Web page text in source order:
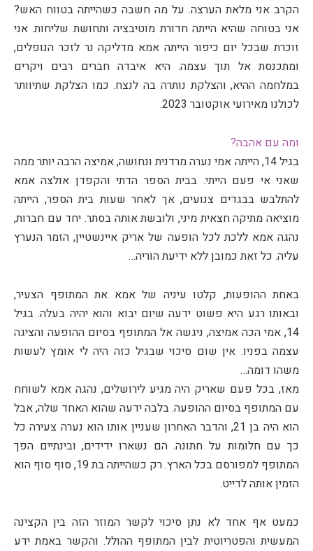
הקרב אני מלאת הערצה. על מה חשבה כשהייתה בטווח האש?
אני בטוחה שהיא הייתה חדורת מוטיבציה ותחושת שליחות. אני
זוכרת שבכל יום כיפור הייתה אמא מדליקה נר לזכר הנופלים,
ומתכנסת אל תוך עצמה. היא איבדה חברים רבים ויקרים
במלחמה ההיא, והצלקת נותרה בה לנצח. כמו הצלקת שתיוותר
לכולנו מאירועי אוקטובר 2023.
ומה עם אהבה?
בגיל 14, הייתה אמי נערה מרדנית ונחושה, אמיצה הרבה יותר ממה
שאני אי פעם הייתי. בבית הספר הדתי והקפדן אולצה אמא
להתלבש בבגדים צנועים, אך לאחר שעות בית הספר, הייתה
מוציאה מתיקה חצאית מיני, ולובשת אותה בסתר. יחד עם חברות,
נהגה אמא ללכת לכל הופעה של אריק איינשטיין, הזמר הנערץ
עליה. כל זאת כמובן ללא ידיעת הוריה…
באחת ההופעות, קלטו עיניה של אמא את המתופף הצעיר,
ובאותו רגע היא פשוט ידעה שיום יבוא והוא יהיה בעלה. בגיל
14, אמי הכה אמיצה, ניגשה אל המתופף בסיום ההופעה והציגה
עצמה בפניו. אין שום סיכוי שבגיל כזה היה לי אומץ לעשות
משהו דומה…
מאז, בכל פעם שאריק היה מגיע לירושלים, נהגה אמא לשוחח
עם המתופף בסיום ההופעה. בלבה ידעה שהוא האחד שלה, אבל
הוא היה בן 21, והדבר האחרון שעניין אותו הוא נערה צעירה כל
כך עם חלומות על חתונה. הם נשארו ידידים, ובינתיים הפך
המתופף למפורסם בכל הארץ. רק כשהייתה בת 19, סוף סוף הוא
הזמין אותה לדייט.
כמעט אף אחד לא נתן סיכוי לקשר המוזר הזה בין הקצינה
המעשית והפטריוטית לבין המתופף ההולל. והקשר באמת ידע